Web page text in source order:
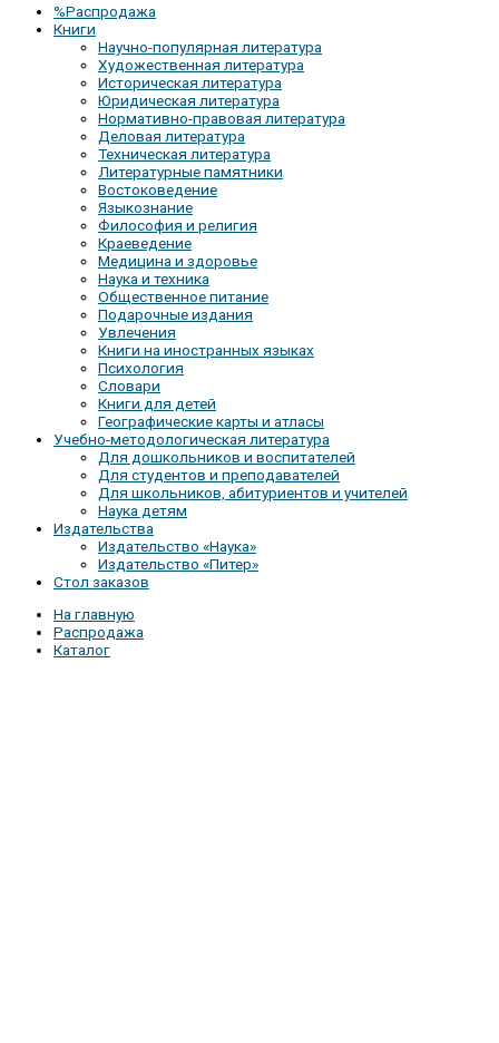
%Распродажа
Книги
Научно-популярная литература
Художественная литература
Историческая литература
Юридическая литература
Нормативно-правовая литература
Деловая литература
Техническая литература
Литературные памятники
Востоковедение
Языкознание
Философия и религия
Краеведение
Медицина и здоровье
Наука и техника
Общественное питание
Подарочные издания
Увлечения
Книги на иностранных языках
Психология
Словари
Книги для детей
Географические карты и атласы
Учебно-методологическая литература
Для дошкольников и воспитателей
Для студентов и преподавателей
Для школьников, абитуриентов и учителей
Наука детям
Издательства
Издательство «Наука»
Издательство «Питер»
Стол заказов
На главную
Распродажа
Каталог